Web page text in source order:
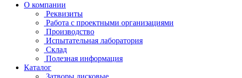
О компании
Реквизиты
Работа с проектными организациями
Производство
Испытательная лаборатория
Склад
Полезная информация
Каталог
Затворы дисковые